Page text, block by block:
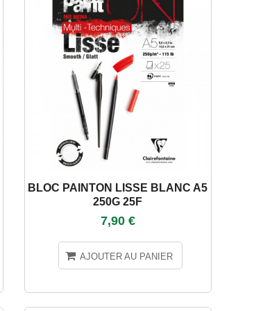
BLOC PAINTON LISSE BLANC A5
250G 25F
7,90 €
AJOUTER AU PANIER